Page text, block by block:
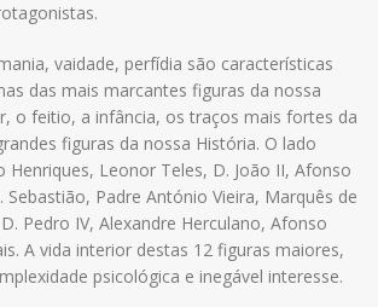
vaidade, perfídia são características
das mais marcantes figuras da nossa
o feitio, a infância, os traços mais fortes da
figuras da nossa História. O lado
Henriques, Leonor Teles, D. João II, Afonso
Sebastião, Padre António Vieira, Marquês de
Pedro IV, Alexandre Herculano, Afonso
A vida interior destas 12 figuras maiores,
psicológica e inegável interesse.